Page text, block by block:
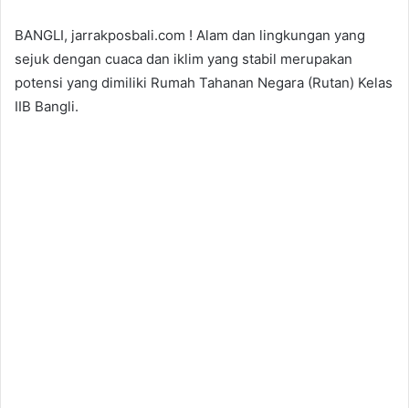
BANGLI, jarrakposbali.com ! Alam dan lingkungan yang
sejuk dengan cuaca dan iklim yang stabil merupakan
potensi yang dimiliki Rumah Tahanan Negara (Rutan) Kelas
IIB Bangli.